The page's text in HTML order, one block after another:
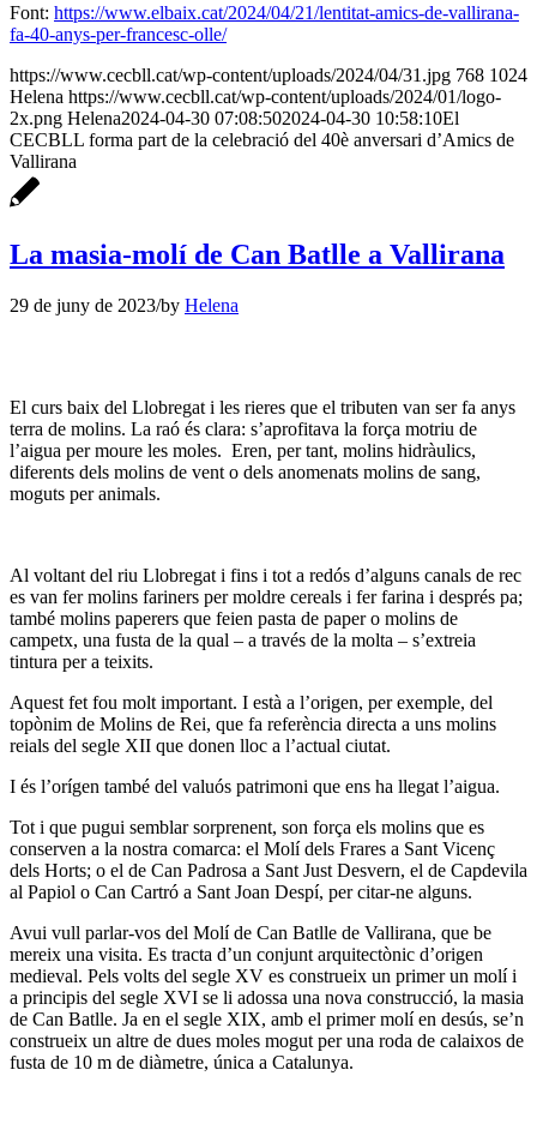
Font: https://www.elbaix.cat/2024/04/21/lentitat-amics-de-vallirana-
fa-40-anys-per-francesc-olle/
https://www.cecbll.cat/wp-content/uploads/2024/04/31.jpg 768 1024
Helena https://www.cecbll.cat/wp-content/uploads/2024/01/logo-
2x.png Helena2024-04-30 07:08:502024-04-30 10:58:10El
CECBLL forma part de la celebració del 40è anversari d’Amics de
Vallirana
La masia-molí de Can Batlle a Vallirana
29 de juny de 2023/by Helena
El curs baix del Llobregat i les rieres que el tributen van ser fa anys
terra de molins. La raó és clara: s’aprofitava la força motriu de
l’aigua per moure les moles. Eren, per tant, molins hidràulics,
diferents dels molins de vent o dels anomenats molins de sang,
moguts per animals.
Al voltant del riu Llobregat i fins i tot a redós d’alguns canals de rec
es van fer molins fariners per moldre cereals i fer farina i després pa;
també molins paperers que feien pasta de paper o molins de
campetx, una fusta de la qual – a través de la molta – s’extreia
tintura per a teixits.
Aquest fet fou molt important. I està a l’origen, per exemple, del
topònim de Molins de Rei, que fa referència directa a uns molins
reials del segle XII que donen lloc a l’actual ciutat.
I és l’orígen també del valuós patrimoni que ens ha llegat l’aigua.
Tot i que pugui semblar sorprenent, son força els molins que es
conserven a la nostra comarca: el Molí dels Frares a Sant Vicenç
dels Horts; o el de Can Padrosa a Sant Just Desvern, el de Capdevila
al Papiol o Can Cartró a Sant Joan Despí, per citar-ne alguns.
Avui vull parlar-vos del Molí de Can Batlle de Vallirana, que be
mereix una visita. Es tracta d’un conjunt arquitectònic d’origen
medieval. Pels volts del segle XV es construeix un primer un molí i
a principis del segle XVI se li adossa una nova construcció, la masia
de Can Batlle. Ja en el segle XIX, amb el primer molí en desús, se’n
construeix un altre de dues moles mogut per una roda de calaixos de
fusta de 10 m de diàmetre, única a Catalunya.